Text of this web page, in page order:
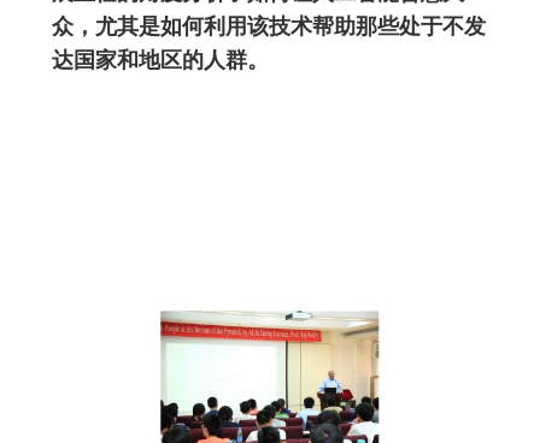
众，尤其是如何利用该技术帮助那些处于不发
达国家和地区的人群。